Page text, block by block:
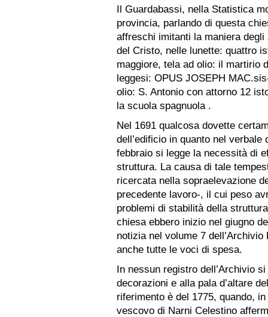
Il Guardabassi, nella Statistica
provincia, parlando di questa
affreschi imitanti la maniera
del Cristo, nelle lunette: quattro
maggiore, tela ad olio: il martirio
leggesi: OPUS JOSEPH
olio: S. Antonio con attorno 12
la scuola spagnuola .
Nel 1691 qualcosa dovette
dell’edificio in quanto nel
febbraio si legge la necessità di
struttura. La causa di tale
ricercata nella sopraelevazione
precedente lavoro-, il cui peso
problemi di stabilità della
chiesa ebbero inizio nel giugno
notizia nel volume 7
anche tutte le voci di spesa.
In nessun registro dell’Archivio
decorazioni e alla pala d’altare
riferimento è del 1775, quando,
vescovo di Narni Celestino